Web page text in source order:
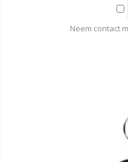
Neem contact